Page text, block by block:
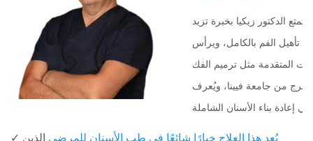
الدكتور زيكيا بخبرة تزيد
تأهيل الفم بالكامل، ويرأس
المتقدمة مثل ترميم الفك
تخرج من جامعة فيينا، ويُعرف
✓ يُعد هذا العلاج خيارًا شائعًا في طب الأسنان للمرضى الذين